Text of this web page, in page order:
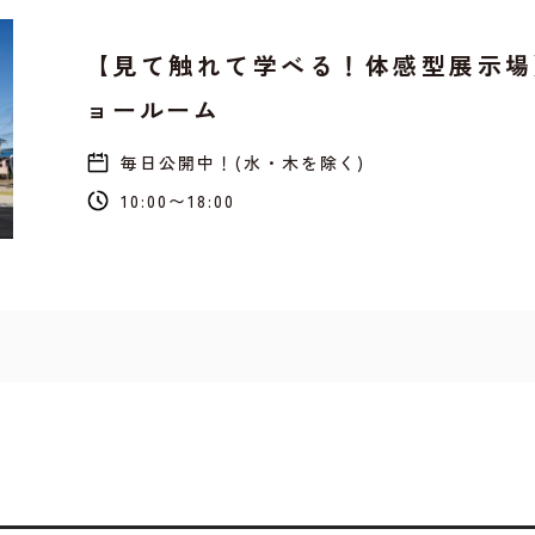
【見て触れて学べる！体感型展示
ョールーム
毎日公開中！(水・木を除く)
10:00〜18:00